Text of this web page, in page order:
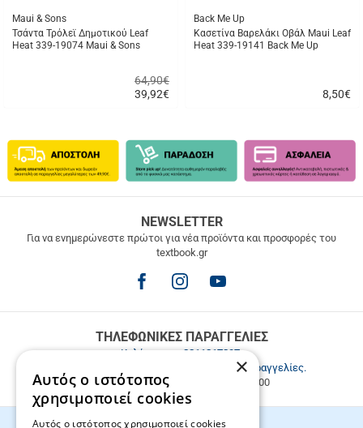
Maui & Sons
Τσάντα Τρόλεϊ Δημοτικού Leaf
Heat 339-19074 Maui & Sons
39,92€
64,90€
Back Me Up
Κασετίνα Βαρελάκι Οβάλ Maui Leaf
Heat 339-19141 Back Me Up
8,50€
ΜΕΤΑΦΟΡΙΚΑ
άνω
NEWSLETTER
Για να ενημερώνεστε πρώτοι για νέα προϊόντα και προσφορές του
textbook.gr
ΤΗΛΕΦΩΝΙΚΕΣ ΠΑΡΑΓΓΕΛΙΕΣ
Καλέστε μας2811217297.
Εξυπηρέτηση πελατών & τηλεφωνικές παραγγελίες.
Δευ. - Παρ. 9:00-17:00, Σάβ. 9:00-15:00
×
Αυτός ο ιστότοπος
χρησιμοποιεί cookies
Αυτός ο ιστότοπος χρησιμοποιεί cookies